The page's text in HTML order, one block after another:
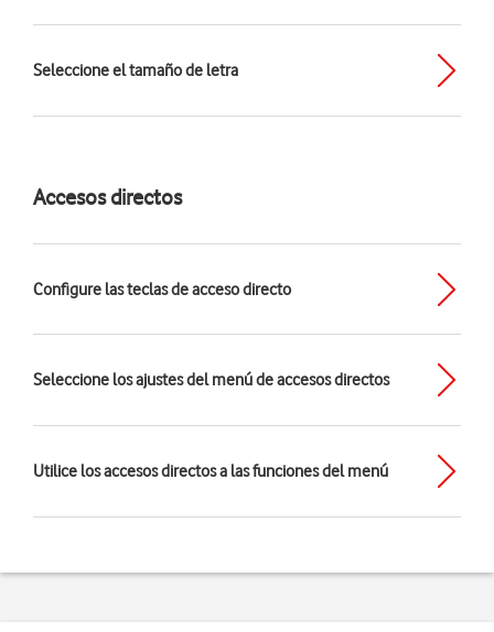
Seleccione el tamaño de letra
Accesos directos
Configure las teclas de acceso directo
Seleccione los ajustes del menú de accesos directos
Utilice los accesos directos a las funciones del menú